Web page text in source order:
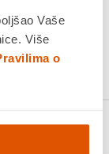
Vaše
Više
o